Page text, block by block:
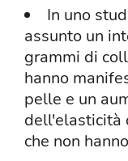
In uno
assunto un
grammi di
hanno
pelle e un
dell'elasticità
che non